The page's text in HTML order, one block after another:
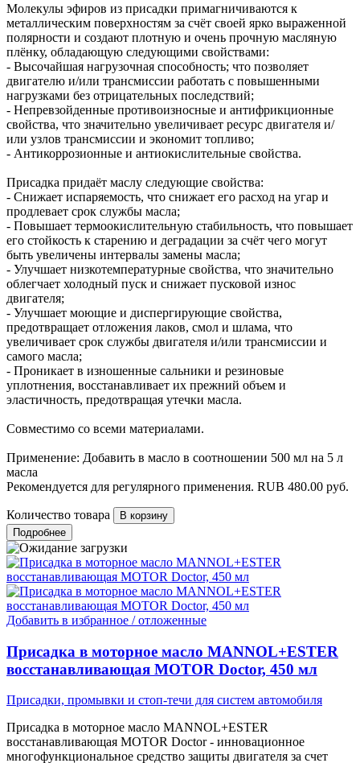
Молекулы эфиров из присадки примагничиваются к
металлическим поверхностям за счёт своей ярко выраженной
полярности и создают плотную и очень прочную масляную
плёнку, обладающую следующими свойствами:
- Высочайшая нагрузочная способность; что позволяет
двигателю и/или трансмиссии работать с повышенными
нагрузками без отрицательных последствий;
- Непревзойденные противоизносные и антифрикционные
свойства, что значительно увеличивает ресурс двигателя и/
или узлов трансмиссии и экономит топливо;
- Антикоррозионные и антиокислительные свойства.
Присадка придаёт маслу следующие свойства:
- Снижает испаряемость, что снижает его расход на угар и
продлевает срок службы масла;
- Повышает термоокислительную стабильность, что повышает
его стойкость к старению и деградации за счёт чего могут
быть увеличены интервалы замены масла;
- Улучшает низкотемпературные свойства, что значительно
облегчает холодный пуск и снижает пусковой износ
двигателя;
- Улучшает моющие и диспергирующие свойства,
предотвращает отложения лаков, смол и шлама, что
увеличивает срок службы двигателя и/или трансмиссии и
самого масла;
- Проникает в изношенные сальники и резиновые
уплотнения, восстанавливает их прежний объем и
эластичность, предотвращая утечки масла.
Совместимо со всеми материалами.
Применение: Добавить в масло в соотношении 500 мл на 5 л
масла
Рекомендуется для регулярного применения. RUB 480.00 руб.
Количество товара
Подробнее
Добавить в избранное / отложенные
Присадка в моторное масло MANNOL+ESTER
восстанавливающая MOTOR Doctor, 450 мл
Присадки, промывки и стоп-течи для систем автомобиля
Присадка в моторное масло MANNOL+ESTER
восстанавливающая MOTOR Doctor - инновационное
многофункциональное средство защиты двигателя за счет